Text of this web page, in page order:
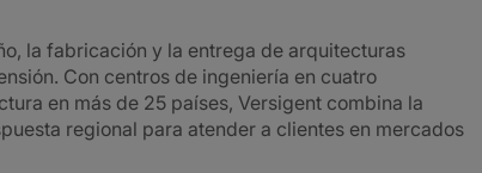
la fabricación y la entrega de arquitecturas
Con centros de ingeniería en cuatro
en más de 25 países, Versigent combina la
regional para atender a clientes en mercados